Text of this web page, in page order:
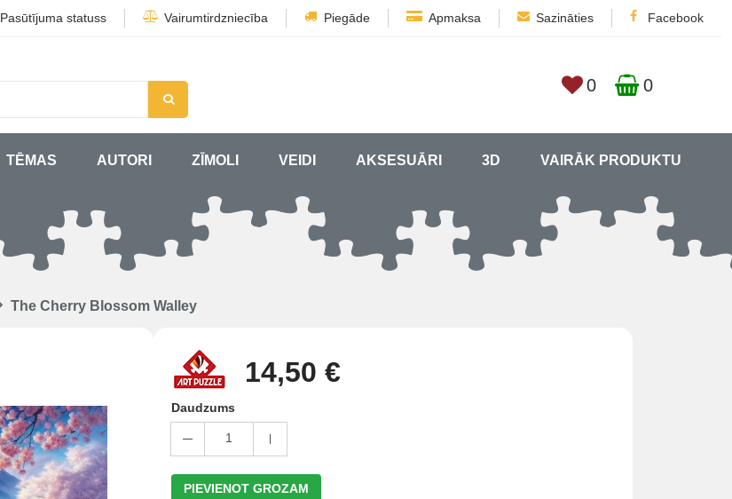
Pasūtījuma statuss Vairumtirdzniecība Piegāde Apmaksa Sazināties Facebook
0 0
TĒMAS AUTORI ZĪMOLI VEIDI AKSESUĀRI 3D VAIRĀK PRODUKTU
The Cherry Blossom Walley
14,50 €
Daudzums
1
PIEVIENOT GROZAM